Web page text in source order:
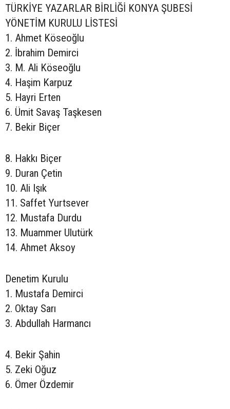
TÜRKİYE YAZARLAR BİRLİĞİ KONYA ŞUBESİ
YÖNETİM KURULU LİSTESİ
1. Ahmet Köseoğlu
2. İbrahim Demirci
3. M. Ali Köseoğlu
4. Haşim Karpuz
5. Hayri Erten
6. Ümit Savaş Taşkesen
7. Bekir Biçer
8. Hakkı Biçer
9. Duran Çetin
10. Ali Işık
11. Saffet Yurtsever
12. Mustafa Durdu
13. Muammer Ulutürk
14. Ahmet Aksoy
Denetim Kurulu
1. Mustafa Demirci
2. Oktay Sarı
3. Abdullah Harmancı
4. Bekir Şahin
5. Zeki Oğuz
6. Ömer Özdemir